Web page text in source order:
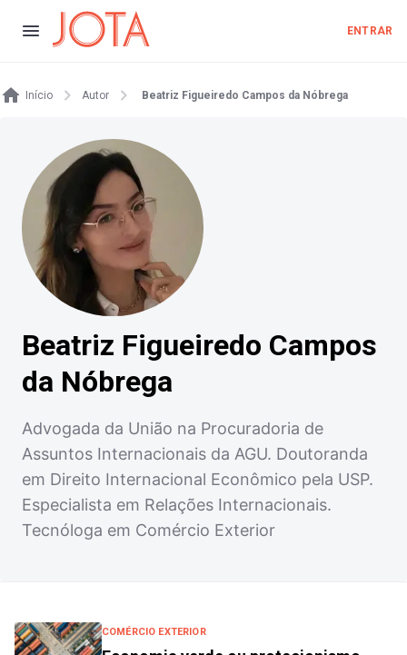
ENTRAR
Início Autor Beatriz Figueiredo Campos da Nóbrega
Beatriz Figueiredo Campos
da Nóbrega
Advogada da União na Procuradoria de
Assuntos Internacionais da AGU. Doutoranda
em Direito Internacional Econômico pela USP.
Especialista em Relações Internacionais.
Tecnóloga em Comércio Exterior
COMÉRCIO EXTERIOR